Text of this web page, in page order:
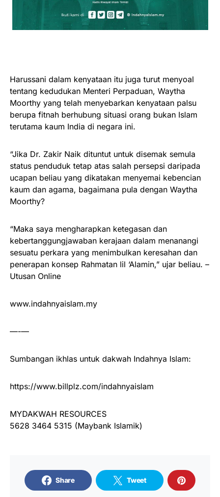
Harussani dalam kenyataan itu juga turut menyoal
tentang kedudukan Menteri Perpaduan, Waytha
Moorthy yang telah menyebarkan kenyataan palsu
berupa fitnah berhubung situasi orang bukan Islam
terutama kaum India di negara ini.
“Jika Dr. Zakir Naik dituntut untuk disemak semula
status penduduk tetap atas salah persepsi daripada
ucapan beliau yang dikatakan menyemai kebencian
kaum dan agama, bagaimana pula dengan Waytha
Moorthy?
“Maka saya mengharapkan ketegasan dan
kebertanggungjawaban kerajaan dalam menanangi
sesuatu perkara yang menimbulkan keresahan dan
penerapan konsep Rahmatan lil ‘Alamin,” ujar beliau. –
Utusan Online
www.indahnyaislam.my
—-—
Sumbangan ikhlas untuk dakwah Indahnya Islam:
https://www.billplz.com/indahnyaislam
MYDAKWAH RESOURCES
5628 3464 5315 (Maybank Islamik)
Share Tweet